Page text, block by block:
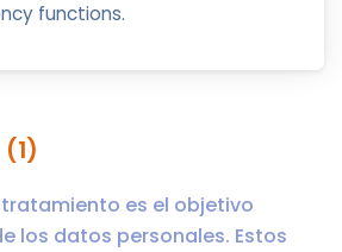
functions.
(1)
es el objetivo
los datos personales. Estos